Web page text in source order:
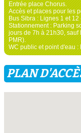
Entrée place Chorus.
Accès et places pour les
Bus Sibra : Lignes 1 et 12
Stationnement : Parking
jours de 7h à 21h30,
PMR).
WC public et point d'eau :
PLAN